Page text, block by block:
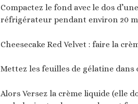
Compactez le fond avec le dos
réfrigérateur pendant environ 20
Cheesecake Red Velvet : faire la
Mettez les feuilles de gélatine dans
Alors Versez la crème liquide (elle